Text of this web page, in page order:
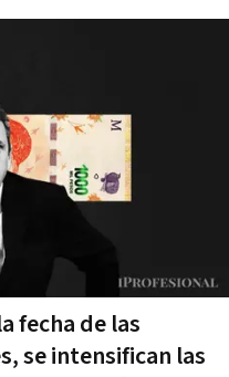
fecha de las
se intensifican las